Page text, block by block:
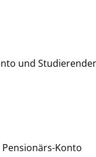
und
Konto